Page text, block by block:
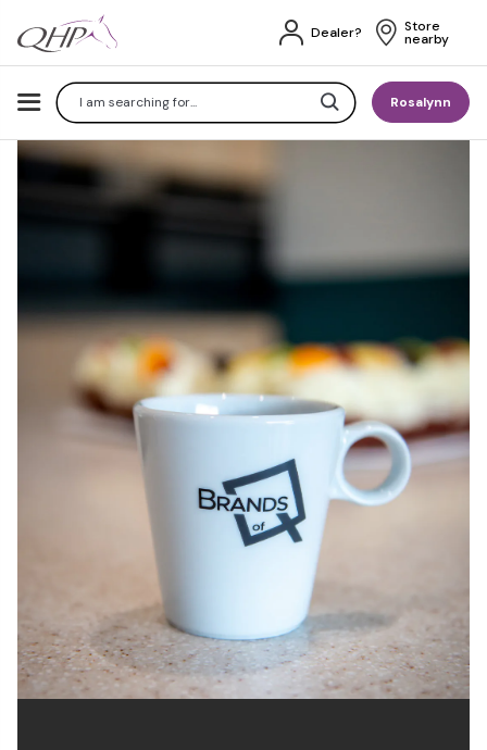
SearchRosalynn
Dealer? Store
nearby